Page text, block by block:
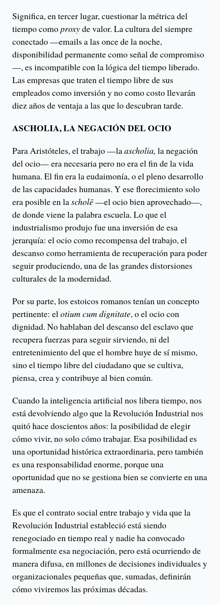
Significa, en tercer lugar, cuestionar la métrica del
tiempo comoproxyde valor. La cultura del siempre
conectado —emails a las once de la noche,
disponibilidad permanente como señal de compromiso
—, es incompatible con la lógica del tiempo liberado.
Las empresas que traten el tiempo libre de sus
empleados como inversión y no como costo llevarán
diez años de ventaja a las que lo descubran tarde.
ASCHOLIA, LA NEGACIÓN DEL OCIO
Para Aristóteles, el trabajo —laascholia, la negación
del ocio— era necesaria pero no era el fin de la vida
humana. El fin era la eudaimonía, o el pleno desarrollo
de las capacidades humanas. Y ese florecimiento solo
era posible en lascholē—el ocio bien aprovechado—,
de donde viene la palabra escuela. Lo que el
industrialismo produjo fue una inversión de esa
jerarquía: el ocio como recompensa del trabajo, el
descanso como herramienta de recuperación para poder
seguir produciendo, una de las grandes distorsiones
culturales de la modernidad.
Por su parte, los estoicos romanos tenían un concepto
pertinente: elotium cum dignitate, o el ocio con
dignidad. No hablaban del descanso del esclavo que
recupera fuerzas para seguir sirviendo, ni del
entretenimiento del que el hombre huye de sí mismo,
sino el tiempo libre del ciudadano que se cultiva,
piensa, crea y contribuye al bien común.
Cuando la inteligencia artificial nos libera tiempo, nos
está devolviendo algo que la Revolución Industrial nos
quitó hace doscientos años: la posibilidad de elegir
cómo vivir, no solo cómo trabajar. Esa posibilidad es
una oportunidad histórica extraordinaria, pero también
es una responsabilidad enorme, porque una
oportunidad que no se gestiona bien se convierte en una
amenaza.
Es que el contrato social entre trabajo y vida que la
Revolución Industrial estableció está siendo
renegociado en tiempo real y nadie ha convocado
formalmente esa negociación, pero está ocurriendo de
manera difusa, en millones de decisiones individuales y
organizacionales pequeñas que, sumadas, definirán
cómo viviremos las próximas décadas.